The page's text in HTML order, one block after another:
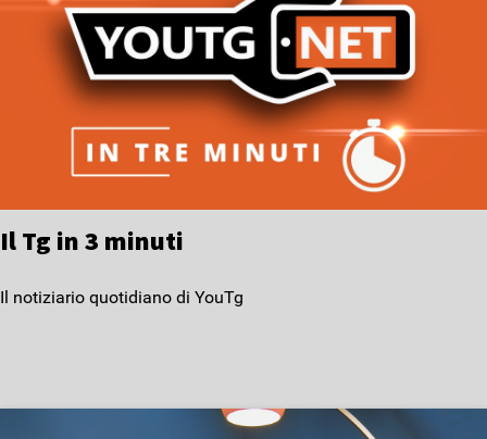
Il Tg in 3 minuti
Il notiziario quotidiano di YouTg